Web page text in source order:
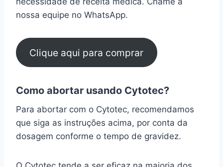
nossa equipe no WhatsApp.
Clique aqui para comprar
Como abortar usando Cytotec?
Para abortar com o Cytotec, recomendamos
que siga as instruções acima, por conta da
dosagem conforme o tempo de gravidez.